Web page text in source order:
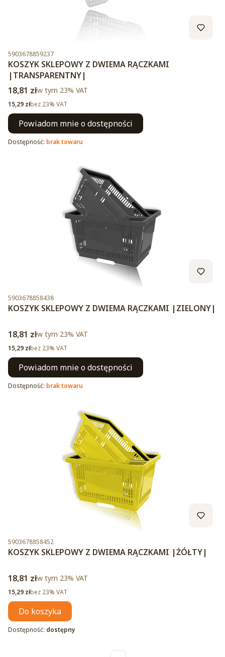
Kod produktu
5903678859237
KOSZYK SKLEPOWY Z DWIEMA RĄCZKAMI
|TRANSPARENTNY|
Cena brutto
18,81 złw tym %s VAT
w tym 23% VAT
Cena netto
15,29 złbez 23% VAT
Powiadom mnie o dostępności
Dostępność: brak towaru
Kod produktu
5903678858438
KOSZYK SKLEPOWY Z DWIEMA RĄCZKAMI |ZIELONY|
Cena brutto
18,81 złw tym %s VAT
w tym 23% VAT
Cena netto
15,29 złbez 23% VAT
Powiadom mnie o dostępności
Dostępność: brak towaru
Kod produktu
5903678858452
KOSZYK SKLEPOWY Z DWIEMA RĄCZKAMI |ŻÓŁTY|
Cena brutto
18,81 złw tym %s VAT
w tym 23% VAT
Cena netto
15,29 złbez 23% VAT
Do koszyka
Dostępność: dostępny